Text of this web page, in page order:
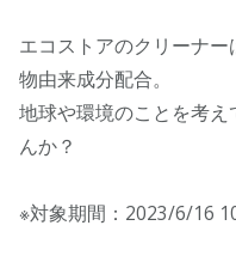
エコストアのクリーナ
物由来成分配合。
地球や環境のことを考
んか？
※対象期間：2023/6/16